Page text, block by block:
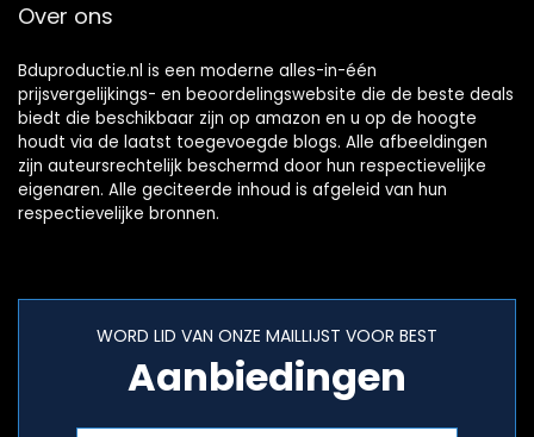
Over ons
Bduproductie.nl is een moderne alles-in-één
prijsvergelijkings- en beoordelingswebsite die de beste deals
biedt die beschikbaar zijn op amazon en u op de hoogte
houdt via de laatst toegevoegde blogs. Alle afbeeldingen
zijn auteursrechtelijk beschermd door hun respectievelijke
eigenaren. Alle geciteerde inhoud is afgeleid van hun
respectievelijke bronnen.
WORD LID VAN ONZE MAILLIJST VOOR BEST
Aanbiedingen